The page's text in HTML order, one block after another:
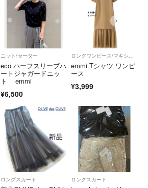
ニット/セーター
eco ハーフスリーブハ
ートジャガードニッ
ト emmi
¥6,500
ロングワンピース/マキシワンピース
emmi Tシャツ ワンピ
ース
¥3,999
ロングスカート ロングスカート